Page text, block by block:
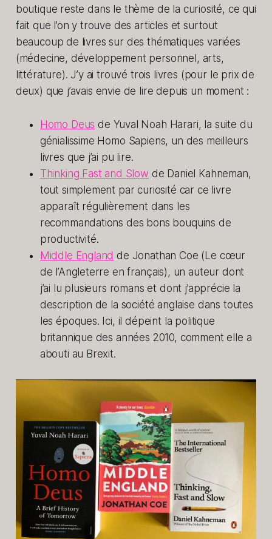
boutique reste dans le thème de la curiosité, ce qui
fait que l’on y trouve des articles et surtout
beaucoup de livres sur des thématiques variées
(médecine, développement personnel, arts,
littérature). J’y ai trouvé trois livres (pour le prix de
deux) que j’avais envie de lire depuis un moment :
Homo Deus de Yuval Noah Harari, la suite du
génialissime Homo Sapiens, un des meilleurs
livres que j’ai pu lire.
Thinking Fast and Slow de Daniel Kahneman,
tout simplement par curiosité car ce livre
apparaît régulièrement dans les
recommandations des bons bouquins de
productivité.
Middle England de Jonathan Coe (Le cœur
de l’Angleterre en français), un auteur dont
j’ai lu plusieurs romans et dont j’apprécie la
description de la société anglaise dans toutes
les époques. Ici, il dépeint la politique
britannique des années 2010, comment elle a
abouti au Brexit.